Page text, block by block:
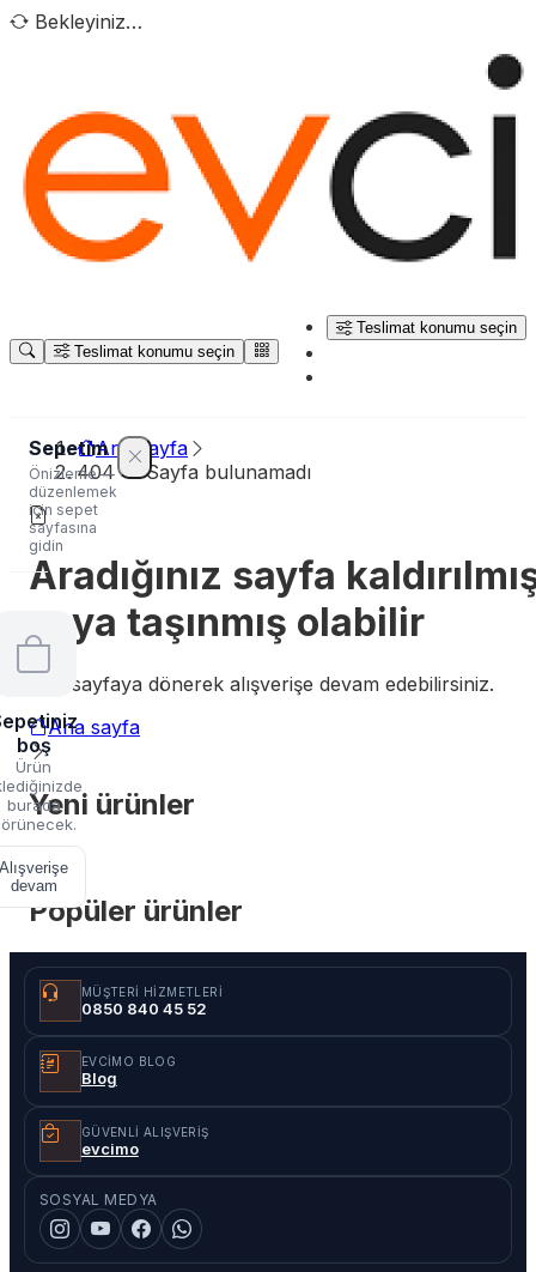
Bekleyiniz…
Teslimat konumu seçin
Teslimat konumu seçin
Sepetim
Önizleme —
düzenlemek
için sepet
sayfasına
gidin
boş
Ürün
burada
Alışverişe
devam
Ana sayfa
404 — Sayfa bulunamadı
Aradığınız sayfa
veya taşınmış olabilir
Ana sayfaya dönerek alışverişe devam edebilirsiniz.
Ana sayfa
Yeni ürünler
Popüler ürünler
MÜŞTERI HIZMETLERI
0850 840 45 52
EVCIMO BLOG
Blog
GÜVENLI ALIŞVERIŞ
evcimo
SOSYAL MEDYA